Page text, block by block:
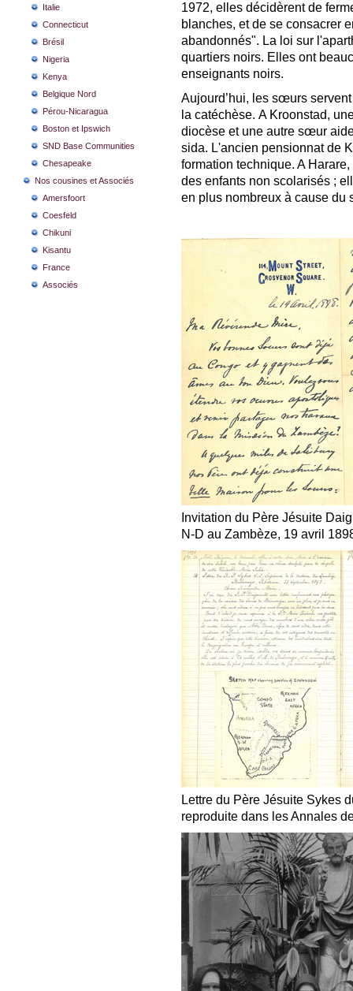
Italie
Connecticut
Brésil
Nigeria
Kenya
Belgique Nord
Pérou-Nicaragua
Boston et Ipswich
SND Base Communities
Chesapeake
Nos cousines et Associés
Amersfoort
Coesfeld
Chikuni
Kisantu
France
Associés
1972, elles décidèrent de
blanches, et de se consacrer
abandonnés". La loi sur
quartiers noirs. Elles ont
enseignants noirs.
Aujourd’hui, les sœurs
la catéchèse. A Kroonstad,
diocèse et une autre sœur
sida. L'ancien pensionnat de
formation technique. A
des enfants non scolarisés ;
en plus nombreux à cause du
Invitation du Père Jésuite
N-D au Zambèze, 19 avril
Lettre du Père Jésuite Sykes
reproduite dans les Annales